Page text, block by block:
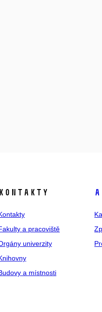
Kontakty
a pracoviště
univerzity
a místnosti